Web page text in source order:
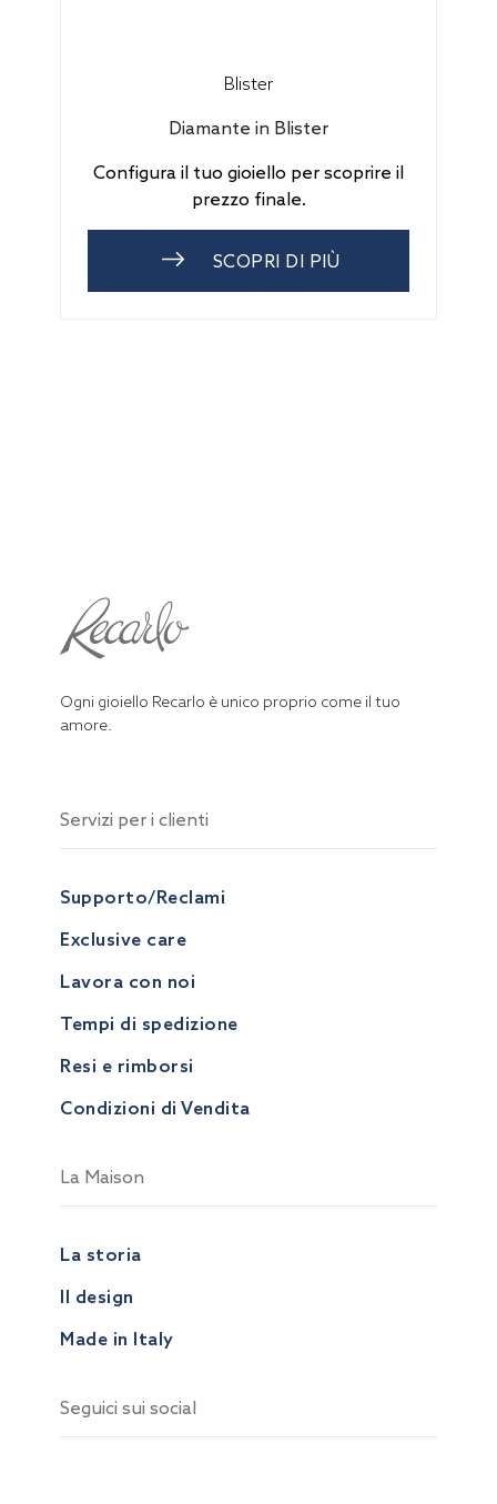
Blister
Diamante in Blister
Configura il tuo gioiello per scoprire il
prezzo finale.
SCOPRI DI PIÙ
Ogni gioiello Recarlo è unico proprio come il tuo
amore.
Servizi per i clienti
Supporto/Reclami
Exclusive care
Lavora con noi
Tempi di spedizione
Resi e rimborsi
Condizioni di Vendita
La Maison
La storia
Il design
Made in Italy
Seguici sui social